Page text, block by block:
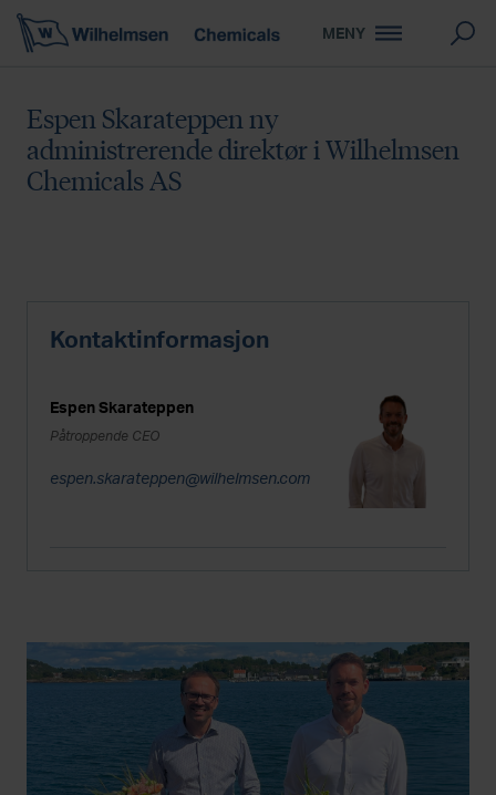
MENY
​​Espen Skarateppen ny
administrerende direktør i Wilhelmsen
Chemicals AS​
Kontaktinformasjon
Espen Skarateppen
Påtroppende CEO
espen.skarateppen@wilhelmsen.com